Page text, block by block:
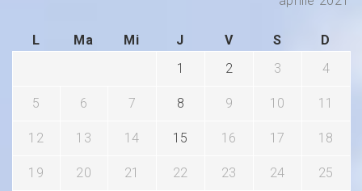
L Ma Mi J V S
D
1
2 3 4
5 6 7 8 9 10 11
12 13 14 15 16 17 18
19 20 21 22 23 24 25